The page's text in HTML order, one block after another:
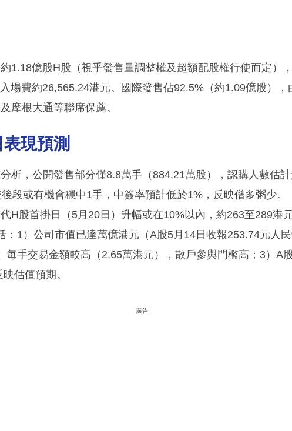
1.18億股H股（視乎發售量調整權及超額配股權行使而定）
場費約26,565.24港元。國際發售佔92.5%（約1.09億股），
摩根大通等聯席保薦。
現預測
析，公開發售部分僅8.8萬手（884.21萬股），認購人數估
後段或有機會穩中1手，中簽率預計低於1%，反映僧多粥少。
H股首掛日（5月20日）升幅或在10%以內，約263至289港
：1）公司市值已達萬億港元（A股5月14日收報253.74元人
每手交易金額較高（2.65萬港元），散戶參與門檻高；3）A
估值預期。
廣告